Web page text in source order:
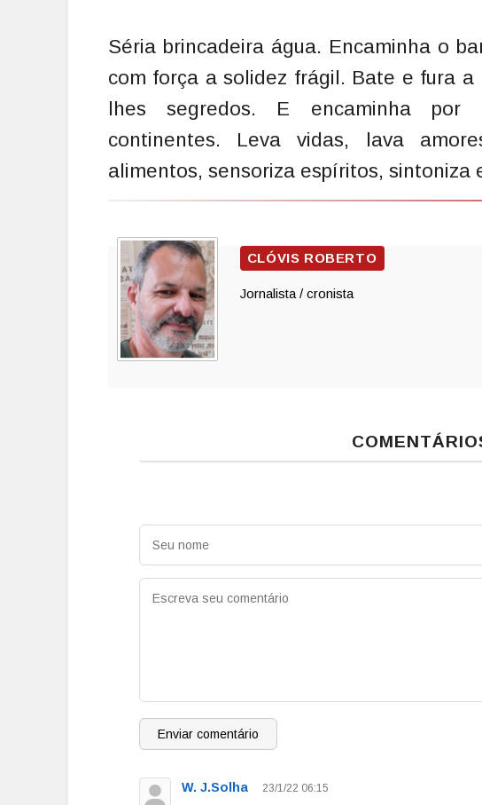
Séria brincadeira água. Encaminha o
com força a solidez frágil. Bate e fura a
lhes segredos. E encaminha por
continentes. Leva vidas, lava
alimentos, sensoriza espíritos, sintoniza
Enviar comentário
W. J.Solha 23/1/22 06:15